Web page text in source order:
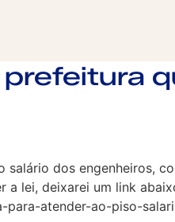
salário dos engenheiros,
a lei, deixarei um link
para-atender-ao-piso-